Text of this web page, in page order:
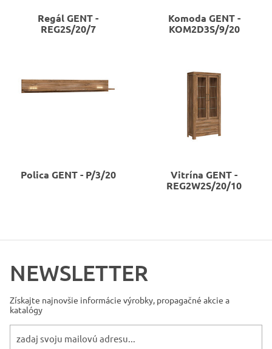
Regál GENT -
REG2S/20/7
Komoda GENT -
KOM2D3S/9/20
Polica GENT - P/3/20 Vitrína GENT -
REG2W2S/20/10
NEWSLETTER
Získajte najnovšie informácie výrobky, propagačné akcie a
katalógy